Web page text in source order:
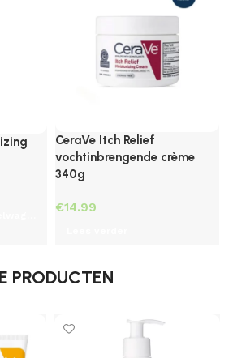
CeraVe Itch Relief
vochtinbrengende crème
340g
€
PRODUCTEN